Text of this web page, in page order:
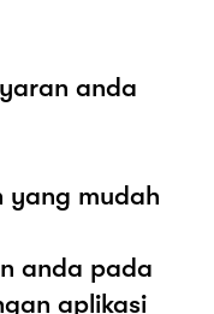
anda
yang mudah
anda pada
aplikasi